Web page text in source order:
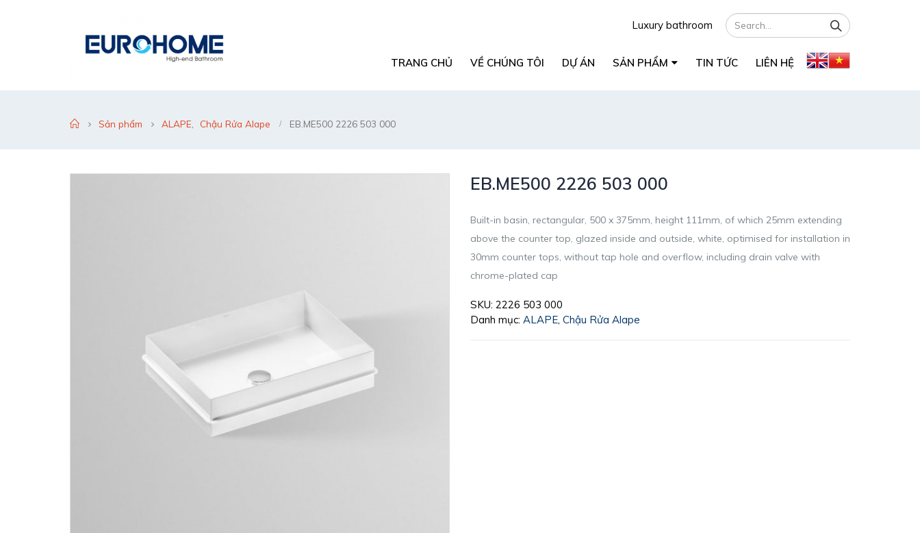
Luxury bathroom
TRANG CHỦ VỀ CHÚNG TÔI DỰ ÁN SẢN PHẨM TIN TỨC LIÊN HỆ
Sản phẩm ALAPE Chậu Rửa Alape EB.ME500 2226 503 000
EB.ME500 2226 503 000
Built-in basin, rectangular, 500 x 375mm, height 111mm, of which 25mm extending
above the counter top, glazed inside and outside, white, optimised for installation in
30mm counter tops, without tap hole and overflow, including drain valve with
chrome-plated cap
SKU: 2226 503 000
Danh mục: ALAPE, Chậu Rửa Alape